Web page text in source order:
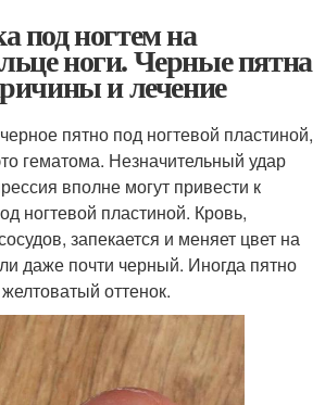
под ногтем на
ноги. Черные пятна
и лечение
пятно под ногтевой пластиной,
гематома. Незначительный удар
вполне могут привести к
ногтевой пластиной. Кровь,
запекается и меняет цвет на
даже почти черный. Иногда пятно
оттенок.